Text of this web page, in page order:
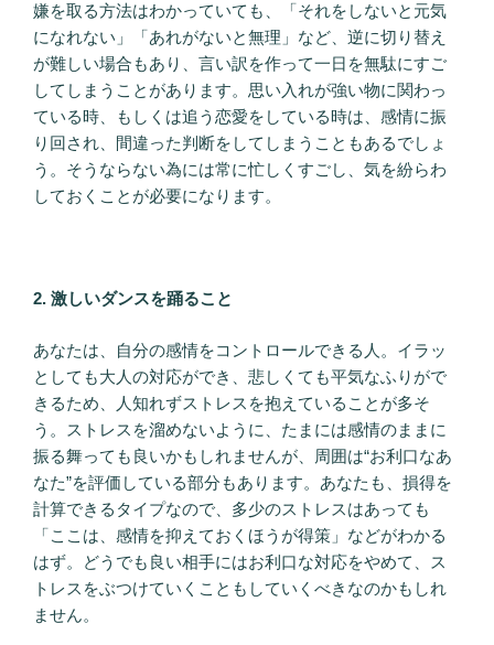
嫌を取る方法はわかっていても、「それをしないと元気
になれない」「あれがないと無理」など、逆に切り替え
が難しい場合もあり、言い訳を作って一日を無駄にすご
してしまうことがあります。思い入れが強い物に関わっ
ている時、もしくは追う恋愛をしている時は、感情に振
り回され、間違った判断をしてしまうこともあるでしょ
う。そうならない為には常に忙しくすごし、気を紛らわ
しておくことが必要になります。
2. 激しいダンスを踊ること
あなたは、自分の感情をコントロールできる人。イラッ
としても大人の対応ができ、悲しくても平気なふりがで
きるため、人知れずストレスを抱えていることが多そ
う。ストレスを溜めないように、たまには感情のままに
振る舞っても良いかもしれませんが、周囲は“お利口なあ
なた”を評価している部分もあります。あなたも、損得を
計算できるタイプなので、多少のストレスはあっても
「ここは、感情を抑えておくほうが得策」などがわかる
はず。どうでも良い相手にはお利口な対応をやめて、ス
トレスをぶつけていくこともしていくべきなのかもしれ
ません。